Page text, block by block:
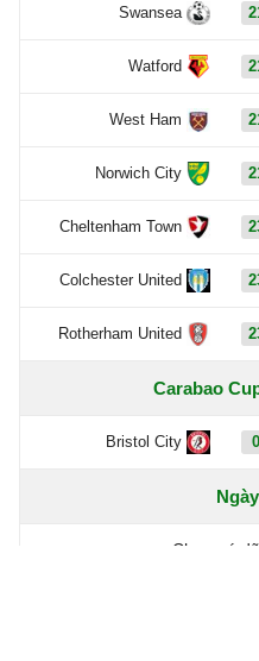
Swansea
Watford
West Ham
Norwich City
Cheltenham Town
Colchester United
Rotherham United
Carabao
Bristol City
Chưa có